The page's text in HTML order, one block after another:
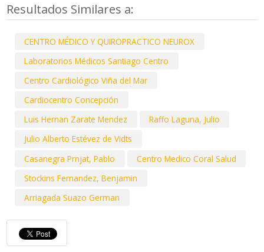
Resultados Similares a:
CENTRO MÉDICO Y QUIROPRACTICO NEUROX
Laboratorios Médicos Santiago Centro
Centro Cardiológico Viña del Mar
Cardiocentro Concepción
Luis Hernan Zarate Mendez
Raffo Laguna, Julio
Julio Alberto Estévez de Vidts
Casanegra Prnjat, Pablo
Centro Medico Coral Salud
Stockins Fernandez, Benjamin
Arriagada Suazo German